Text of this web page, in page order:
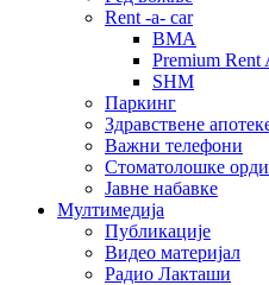
Rent -a- car
BMA
Premium Rent
SHM
Паркинг
Здравствене
Важни телефони
Стоматолошке
Јавне набавке
Мултимедија
Публикације
Видео материјал
Радио Лакташи